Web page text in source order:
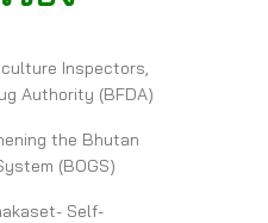
Inspectors,
Authority (BFDA)
the Bhutan
(BOGS)
Self-